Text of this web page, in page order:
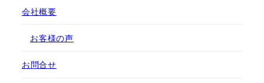
会社概要
お客様の声
お問合せ